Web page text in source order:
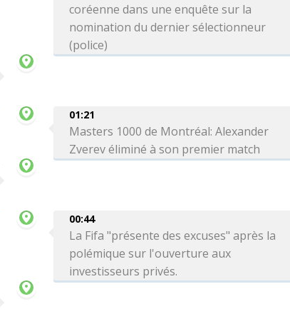
coréenne dans une enquête sur la
nomination du dernier sélectionneur
(police)
01:21
Masters 1000 de Montréal: Alexander
Zverev éliminé à son premier match
00:44
La Fifa "présente des excuses" après la
polémique sur l'ouverture aux
investisseurs privés.